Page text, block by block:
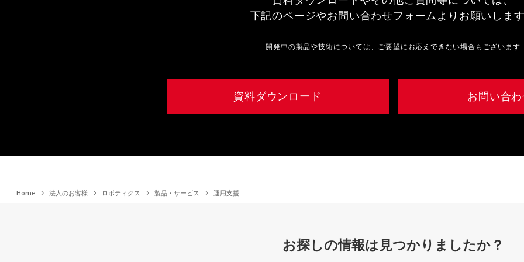
下記のページやお問い合わせフォームよりお願いしま
開発中の製品や技術については、ご要望にお応えできない場合もございます
資料ダウンロード お問い合
Home 法人のお客様 ロボティクス 製品・サービス 運用支援
お探しの情報は見つかりましたか？